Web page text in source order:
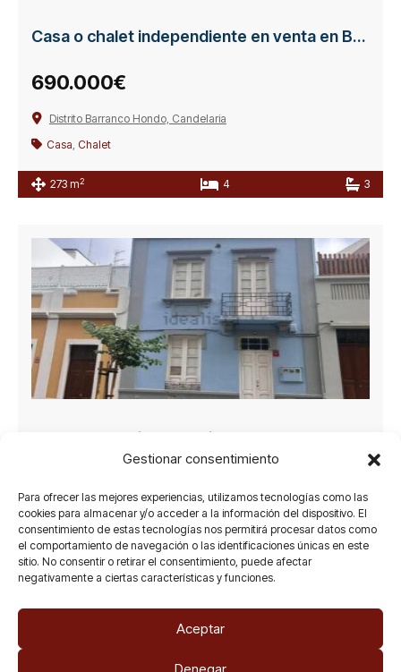
Gestionar consentimiento
Para ofrecer las mejores experiencias, utilizamos tecnologías como las
cookies para almacenar y/o acceder a la información del dispositivo. El
consentimiento de estas tecnologías nos permitirá procesar datos como
el comportamiento de navegación o las identificaciones únicas en este
sitio. No consentir o retirar el consentimiento, puede afectar
negativamente a ciertas características y funciones.
Aceptar
Denegar
Casa o chalet independiente en venta en Barranco Hondo
690.000€
Distrito Barranco Hondo, Candelaria
Casa, Chalet
273 m2 4 3
Centro-Ifara, Santa Cruz de Tenerife
Casa,Chalet
137 m2 6